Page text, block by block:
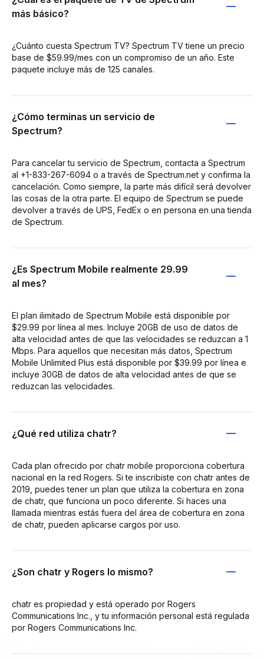
más básico?
¿Cuánto cuesta Spectrum TV? Spectrum TV tiene un precio
base de $59.99/mes con un compromiso de un año. Este
paquete incluye más de 125 canales.
¿Cómo terminas un servicio de
Spectrum?
Para cancelar tu servicio de Spectrum, contacta a Spectrum
al +1-833-267-6094 o a través de Spectrum.net y confirma la
cancelación. Como siempre, la parte más difícil será devolver
las cosas de la otra parte. El equipo de Spectrum se puede
devolver a través de UPS, FedEx o en persona en una tienda
de Spectrum.
¿Es Spectrum Mobile realmente 29.99
al mes?
El plan ilimitado de Spectrum Mobile está disponible por
$29.99 por línea al mes. Incluye 20GB de uso de datos de
alta velocidad antes de que las velocidades se reduzcan a 1
Mbps. Para aquellos que necesitan más datos, Spectrum
Mobile Unlimited Plus está disponible por $39.99 por línea e
incluye 30GB de datos de alta velocidad antes de que se
reduzcan las velocidades.
¿Qué red utiliza chatr?
Cada plan ofrecido por chatr mobile proporciona cobertura
nacional en la red Rogers. Si te inscribiste con chatr antes de
2019, puedes tener un plan que utiliza la cobertura en zona
de chatr, que funciona un poco diferente. Si haces una
llamada mientras estás fuera del área de cobertura en zona
de chatr, pueden aplicarse cargos por uso.
¿Son chatr y Rogers lo mismo?
chatr es propiedad y está operado por Rogers
Communications Inc., y tu información personal está regulada
por Rogers Communications Inc.